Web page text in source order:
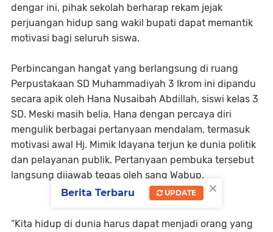
dengar ini, pihak sekolah berharap rekam jejak
perjuangan hidup sang wakil bupati dapat memantik
motivasi bagi seluruh siswa.
Perbincangan hangat yang berlangsung di ruang
Perpustakaan SD Muhammadiyah 3 Ikrom ini dipandu
secara apik oleh Hana Nusaibah Abdillah, siswi kelas 3
SD. Meski masih belia, Hana dengan percaya diri
mengulik berbagai pertanyaan mendalam, termasuk
motivasi awal Hj. Mimik Idayana terjun ke dunia politik
dan pelayanan publik. Pertanyaan pembuka tersebut
langsung dijawab tegas oleh sang Wabup.
“Kita hidup di dunia harus dapat menjadi orang yang
×
Berita Terbaru UPDATE